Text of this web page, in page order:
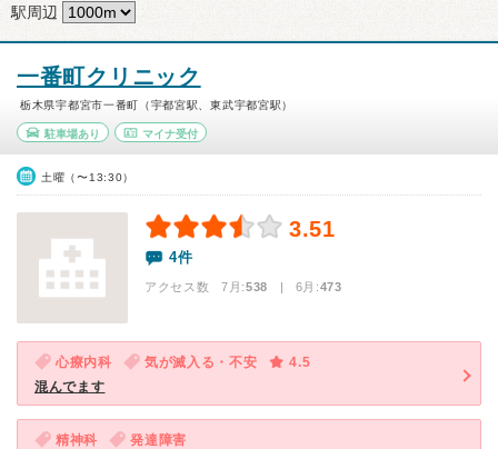
駅周辺
一番町クリニック
栃木県宇都宮市一番町（宇都宮駅、東武宇都宮駅）
駐車場あり マイナ受付
土曜（〜13:30）
3.51
4件
アクセス数 7月:538 | 6月:473
心療内科 気が滅入る・不安
4.5
混んでます
精神科
発達障害